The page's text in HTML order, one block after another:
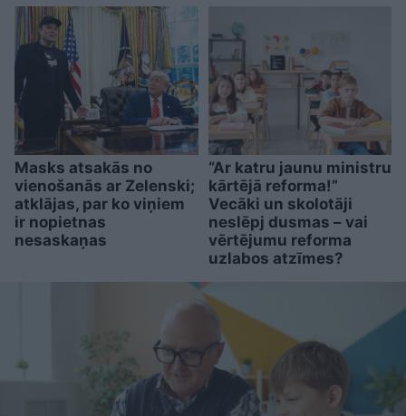
Masks atsakās no
vienošanās ar Zelenski;
atklājas, par ko viņiem
ir nopietnas
nesaskaņas
“Ar katru jaunu ministru
kārtējā reforma!”
Vecāki un skolotāji
neslēpj dusmas – vai
vērtējumu reforma
uzlabos atzīmes?